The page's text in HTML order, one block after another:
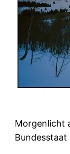
Morgenlicht
Bundesstaat